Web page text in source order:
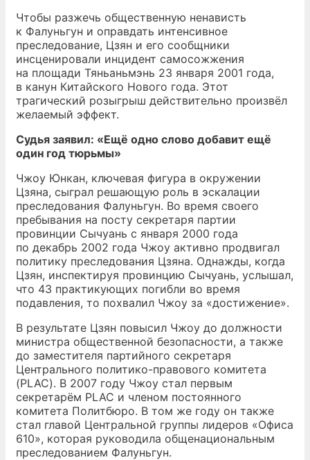
Чтобы разжечь общественную ненависть
к Фалуньгун и оправдать интенсивное
преследование, Цзян и его сообщники
инсценировали инцидент самосожжения
на площади Тяньаньмэнь 23 января 2001 года,
в канун Китайского Нового года. Этот
трагический розыгрыш действительно произвёл
желаемый эффект.
Судья заявил: «Ещё одно слово добавит ещё
один год тюрьмы»
Чжоу Юнкан, ключевая фигура в окружении
Цзяна, сыграл решающую роль в эскалации
преследования Фалуньгун. Во время своего
пребывания на посту секретаря партии
провинции Сычуань с января 2000 года
по декабрь 2002 года Чжоу активно продвигал
политику преследования Цзяна. Однажды, когда
Цзян, инспектируя провинцию Сычуань, услышал,
что 43 практикующих погибли во время
подавления, то похвалил Чжоу за «достижение».
В результате Цзян повысил Чжоу до должности
министра общественной безопасности, а также
до заместителя партийного секретаря
Центрального политико-правового комитета
(PLAC). В 2007 году Чжоу стал первым
секретарём PLAC и членом постоянного
комитета Политбюро. В том же году он также
стал главой Центральной группы лидеров «Офиса
610», которая руководила общенациональным
преследованием Фалуньгун.